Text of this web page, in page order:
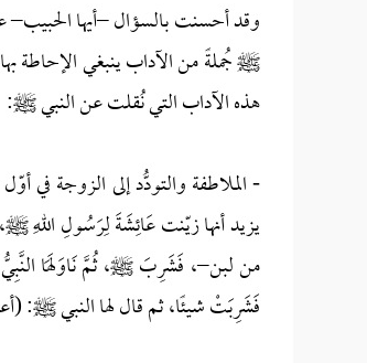
وقد أحسنت بالسؤال –أيها الحبيب–
ﷺ جُملةً من الآداب ينبغي الإحاطة
هذه الآداب التي نُقلت عن النبي ﷺ:
- الملاطفة والتودُّد إلى الزوجة في
يزيد أنها زيّنت عَائِشَةَ لِرَسُولِ
من لبن–، فَشَرِبَ ﷺ، ثُمَّ نَاوَلَهَا
فَشَرِبَتْ شيئًا، ثم قال لها النبي